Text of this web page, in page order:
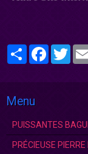
PartagerFacebook
Menu
PUISSANTES
PRÉCIEUSE